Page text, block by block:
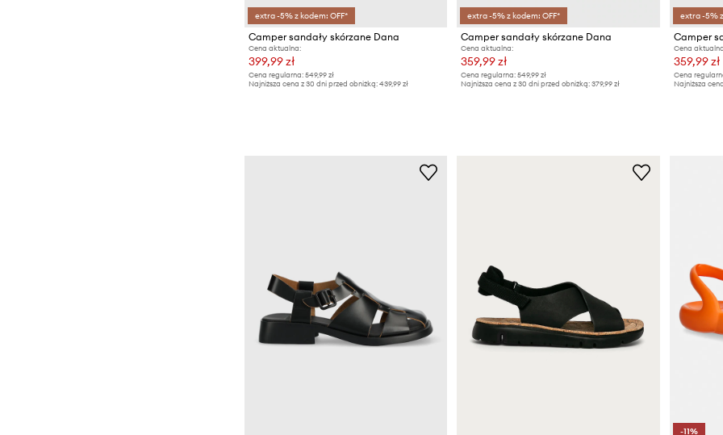
extra -5% z kodem: OFF*
Camper sandały skórzane Dana
Cena aktualna:
399,99 zł
Cena regularna: 549,99 zł
Najniższa cena z 30 dni przed obniżką: 439,99 zł
extra -5% z kodem: OFF*
Camper sandały skórzane Dana
Cena aktualna:
359,99 zł
Cena regularna: 549,99 zł
Najniższa cena z 30 dni przed obniżką: 379,99 zł
extra -5%
Camper
Cena
359,99 zł
Cena
Najniższa
-11%